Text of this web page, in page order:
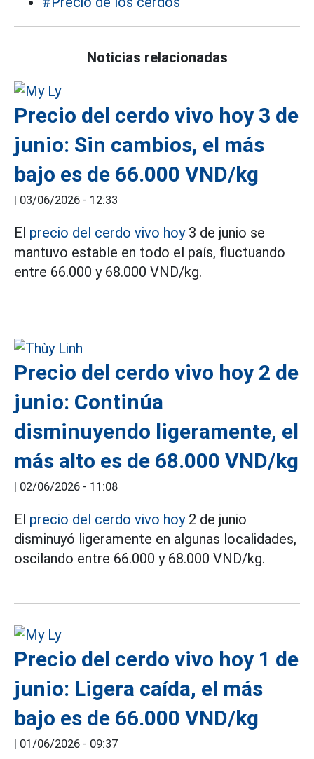
Noticias relacionadas
Precio del cerdo vivo hoy 3 de
junio: Sin cambios, el más
bajo es de 66.000 VND/kg
| 03/06/2026 - 12:33
El precio del cerdo vivo hoy3 de junio se
mantuvo estable en todo el país, fluctuando
entre 66.000 y 68.000 VND/kg.
Precio del cerdo vivo hoy 2 de
junio: Continúa
disminuyendo ligeramente, el
más alto es de 68.000 VND/kg
| 02/06/2026 - 11:08
El precio del cerdo vivo hoy2 de junio
disminuyó ligeramente en algunas localidades,
oscilando entre 66.000 y 68.000 VND/kg.
Precio del cerdo vivo hoy 1 de
junio: Ligera caída, el más
bajo es de 66.000 VND/kg
| 01/06/2026 - 09:37